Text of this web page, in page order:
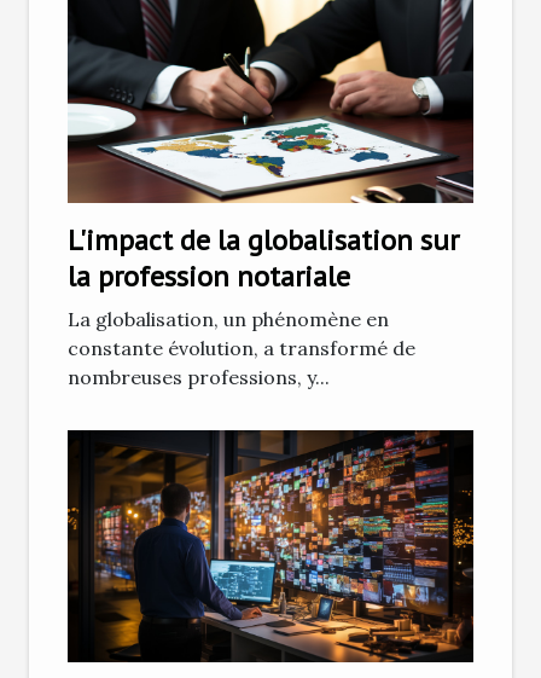
L'impact de la globalisation sur
la profession notariale
La globalisation, un phénomène en
constante évolution, a transformé de
nombreuses professions, y...